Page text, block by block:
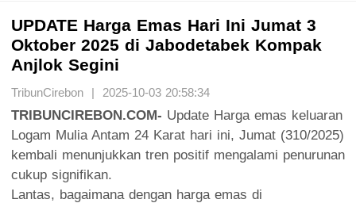
UPDATE Harga Emas Hari Ini Jumat 3
Oktober 2025 di Jabodetabek Kompak
Anjlok Segini
TribunCirebon | 2025-10-03 20:58:34
TRIBUNCIREBON.COM- Update Harga emas keluaran
Logam Mulia Antam 24 Karat hari ini, Jumat (310/2025)
kembali menunjukkan tren positif mengalami penurunan
cukup signifikan.
Lantas, bagaimana dengan harga emas di